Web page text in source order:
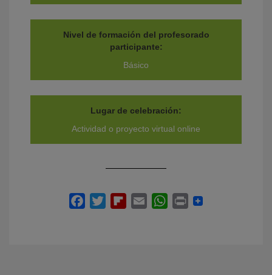
Nivel de formación del profesorado
participante:
Básico
Lugar de celebración:
Actividad o proyecto virtual online